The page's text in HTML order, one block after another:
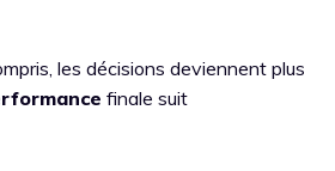
les décisions deviennent plus
finale suit